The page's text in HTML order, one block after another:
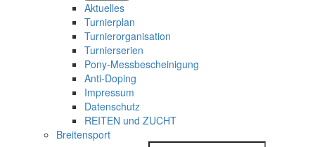
Aktuelles
Turnierplan
Turnierorganisation
Turnierserien
Pony-Messbescheinigung
Anti-Doping
Impressum
Datenschutz
REITEN und ZUCHT
Breitensport